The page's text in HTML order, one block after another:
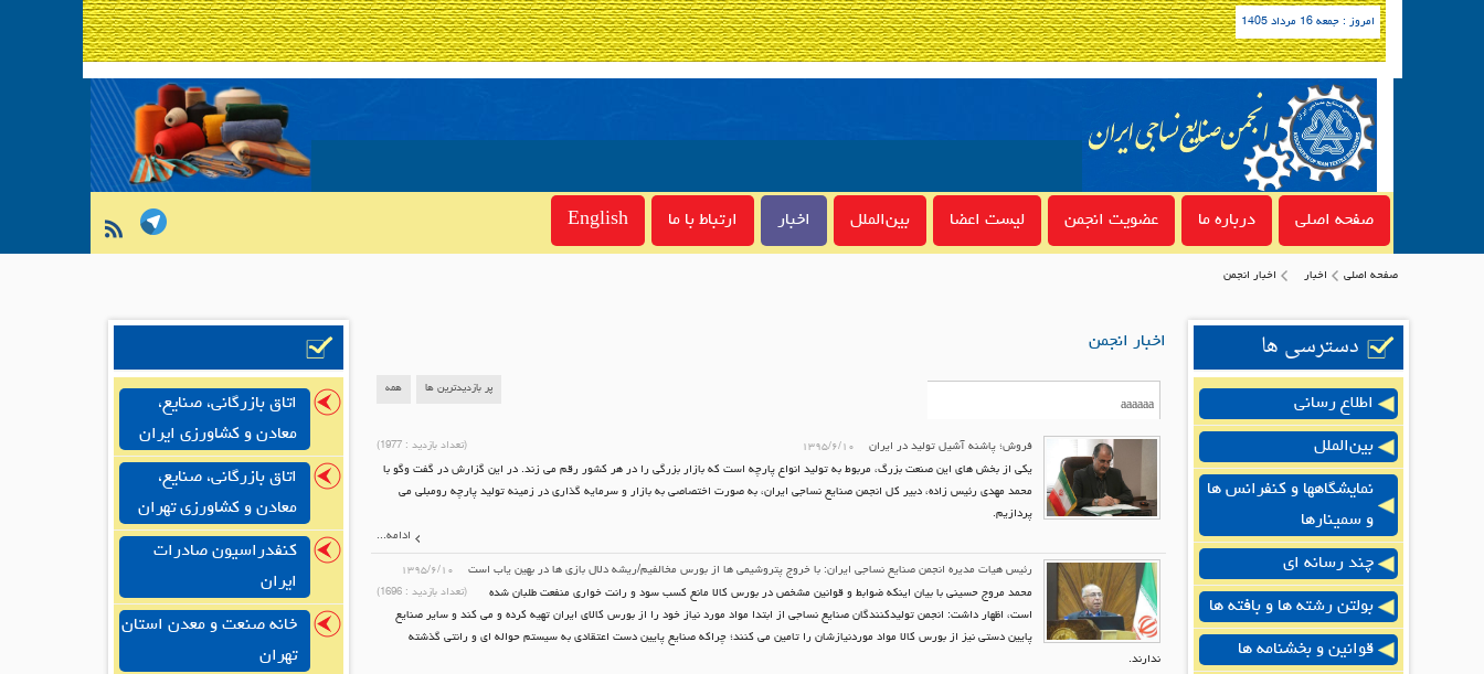
امروز : جمعه 16 مرداد 1405
صفحه اصلی درباره ما عضویت انجمن لیست اعضا بین‌الملل اخبار ارتباط با ما English
صفحه اصلی اخبار اخبار انجمن
دسترسی ها
اطلاع رسانی
بین‌الملل
نمایشگاهها و کنفرانس ها
و سمینارها
چند رسانه ای
بولتن رشته ها و بافته ها
قوانین و بخشنامه ها
اخبار انجمن
پر بازدیدترین ها همه
فروش؛ پاشنه آشیل تولید در ایران ۱۳۹۵/۶/۱۰ (تعداد بازدید : 1977
)
یکی از بخش های این صنعت بزرگ، مربوط به تولید انواع پارچه است که بازار بزرگی را در هر کشور رقم می زند. در این گزارش در گفت وگو با
محمد مهدی رئیس زاده، دبیر کل انجمن صنایع نساجی ایران، به صورت اختصاصی به بازار و سرمایه گذاری در زمینه تولید پارچه رومبلی می
پردازیم.
ادامه...
رئیس هیات مدیره انجمن صنایع نساجی ایران: با خروج پتروشیمی ها از بورس مخالفیم/ریشه دلال بازی ها در بهین یاب است
۱۳۹۵/۶/۱۰
(تعداد بازدید : 1696
)
محمد مروج حسینی با بیان اینکه ضوابط و قوانین مشخص در بورس کالا مانع کسب سود و رانت خواری منفعت طلبان شده
است، اظهار داشت: انجمن تولیدکنندگان صنایع نساجی از ابتدا مواد مورد نیاز خود را از بورس کالای ایران تهیه کرده و می کند و سایر صنایع
پایین دستی نیز از بورس کالا مواد موردنیازشان را تامین می کنند؛ چراکه صنایع پایین دست اعتقادی به سیستم حواله ای و رانتی گذشته
ندارند.
اتاق بازرگانی، صنایع،
معادن و کشاورزی ایران
اتاق بازرگانی، صنایع،
معادن و کشاورزی تهران
کنفدراسیون صادرات
ایران
خانه صنعت و معدن استان
تهران